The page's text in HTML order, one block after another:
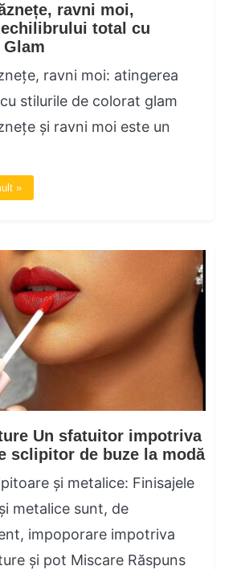
ravni moi,
total cu
ravni moi: atingerea
stilurile de colorat glam
și ravni moi este un
»
Un sfatuitor impotriva
sclipitor de buze la modă
și metalice: Finisajele
metalice sunt, de
impoporare impotriva
și pot Miscare Răspuns